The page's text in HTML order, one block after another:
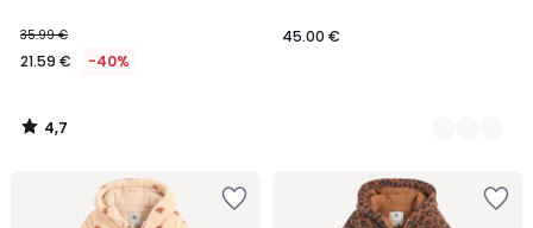
35.99 €
21.59 € -40%
4,7
/
45.00 €